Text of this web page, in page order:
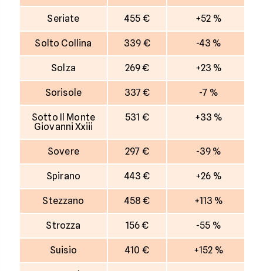
Seriate 455 € +52 %
Solto Collina 339 € -43 %
Solza 269 € +23 %
Sorisole 337 € -7 %
Sotto Il Monte
Giovanni Xxiii
531 € +33 %
Sovere 297 € -39 %
Spirano 443 € +26 %
Stezzano 458 € +113 %
Strozza 156 € -55 %
Suisio 410 € +152 %